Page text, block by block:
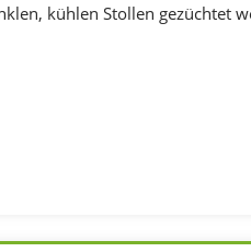
kühlen Stollen gezüchtet